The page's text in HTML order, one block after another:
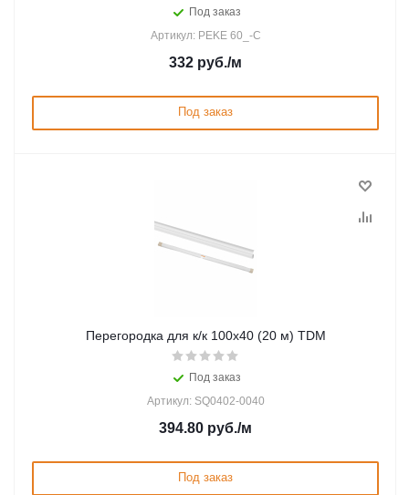
Под заказ
Артикул: PEKE 60_-C
332 руб./м
Под заказ
Перегородка для к/к 100х40 (20 м) TDM
Под заказ
Артикул: SQ0402-0040
394.80 руб./м
Под заказ